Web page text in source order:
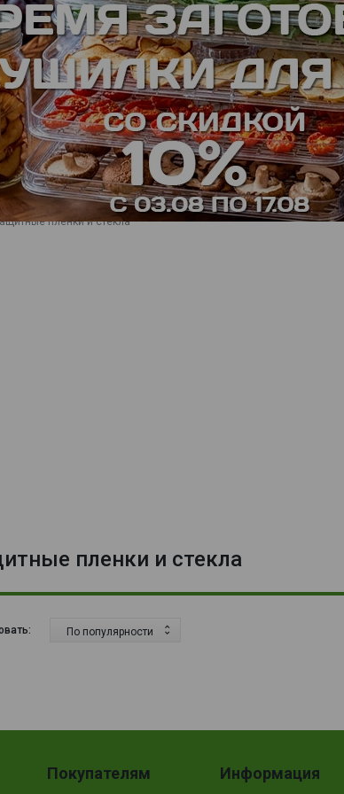
Обработка заказов:
пн-пт: 09:00 - 17:00,сб-вс: выходной
8(800)23456-83
Телефон для консультаций
8(915)9000 300
Телефон офиса
пленки и стекла
пленки и стекла
По популярности
Покупателям Информация